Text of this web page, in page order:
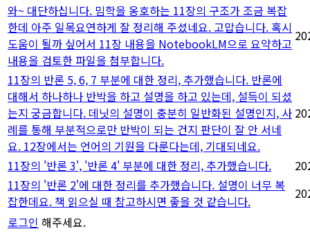
와~ 대단하십니다. 밈학을 옹호하는 11장의 구조가 조금 복잡
한데 아주 일목요연하게 잘 정리해 주셨네요. 고맙습니다. 혹시
도움이 될까 싶어서 11장 내용을 NotebookLM으로 요약하고
내용을 검토한 파일을 첨부합니다.
11장의 반론 5, 6, 7 부분에 대한 정리, 추가했습니다. 반론에
대해서 하나하나 반박을 하고 설명을 하고 있는데, 설득이 되셨
는지 궁금합니다. 데닛의 설명이 충분히 일반화된 설명인지, 사
례를 통해 부분적으로만 반박이 되는 건지 판단이 잘 안 서네
요. 12장에서는 언어의 기원을 다룬다는데, 기대되네요.
11장의 '반론 3', '반론 4' 부분에 대한 정리, 추가했습니다.
11장의 '반론 2'에 대한 정리를 추가했습니다. 설명이 너무 복
잡한데요. 책 읽으실 때 참고하시면 좋을 것 같습니다.
로그인 해주세요.